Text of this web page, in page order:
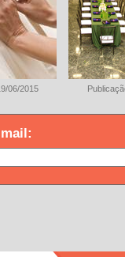
06/2015